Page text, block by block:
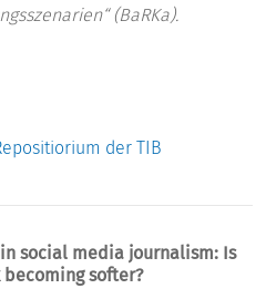
(BaRKa).
der TIB
social media journalism: Is
softer?